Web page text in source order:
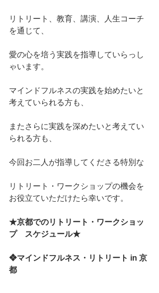
リトリート、教育、講演、人生コーチ
を通じて、
愛の心を培う実践を指導していらっし
ゃいます。
マインドフルネスの実践を始めたいと
考えていられる方も、
またさらに実践を深めたいと考えてい
られる方も、
今回お二人が指導してくださる特別な
リトリート・ワークショップの機会を
お役立ていただけたら幸いです。
★京都でのリトリート・ワークショッ
プ　スケジュール★
❖マインドフルネス・リトリート in 京
都